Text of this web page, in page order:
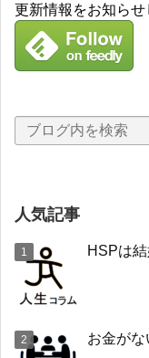
更新情報をお知らせ
人気記事
HSPは
お金が